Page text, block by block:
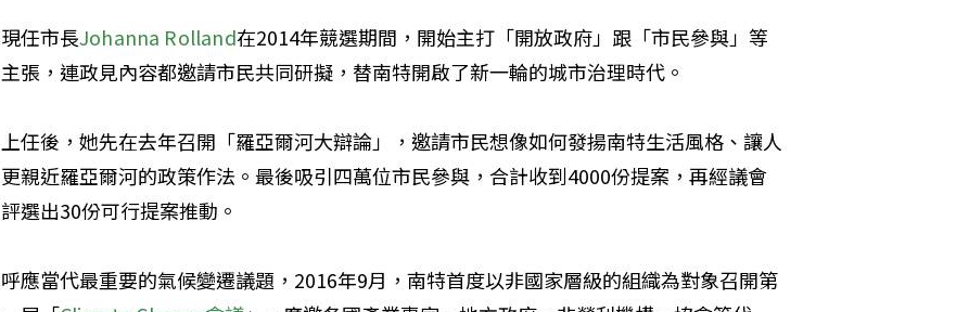
現任市長Johanna Rolland在2014年競選期間，開始主打「開放政府」跟「市民參與」等
主張，連政見內容都邀請市民共同研擬，替南特開啟了新一輪的城市治理時代。
上任後，她先在去年召開「羅亞爾河大辯論」，邀請市民想像如何發揚南特生活風格、讓人
更親近羅亞爾河的政策作法。最後吸引四萬位市民參與，合計收到4000份提案，再經議會
評選出30份可行提案推動。
呼應當代最重要的氣候變遷議題，2016年9月，南特首度以非國家層級的組織為對象召開第